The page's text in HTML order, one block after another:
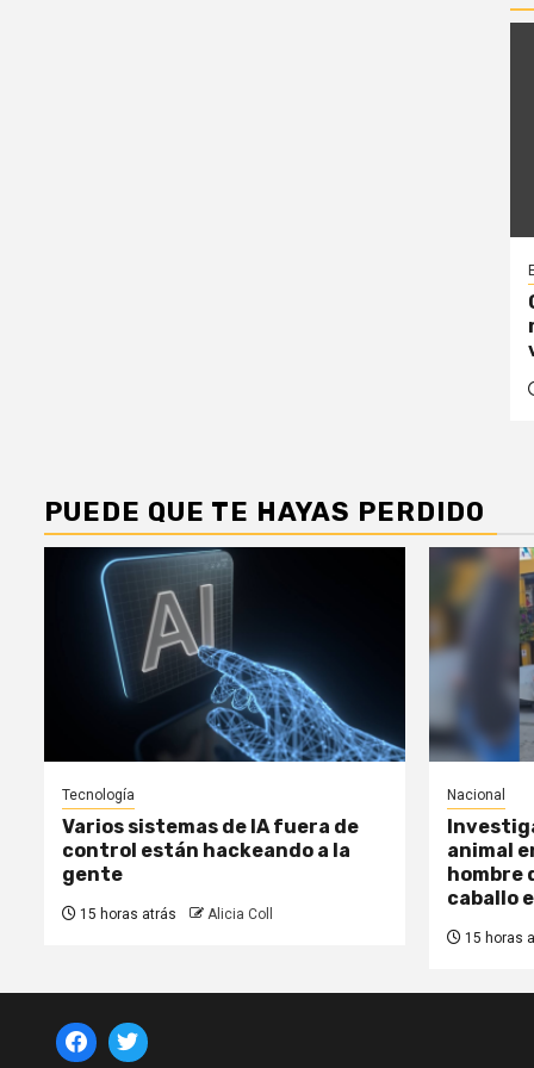
PUEDE QUE TE HAYAS PERDIDO
Tecnología
Varios sistemas de IA fuera de
control están hackeando a la
gente
15 horas atrás Alicia Coll
Nacional
animal
hombre
caballo
15 horas